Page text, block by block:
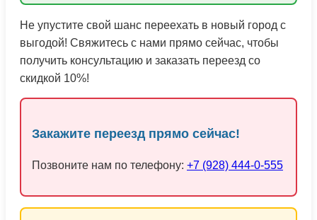
Не упустите свой шанс переехать в новый город с
выгодой! Свяжитесь с нами прямо сейчас, чтобы
получить консультацию и заказать переезд со
скидкой 10%!
Закажите переезд прямо сейчас!
Позвоните нам по телефону: +7 (928) 444-0-555